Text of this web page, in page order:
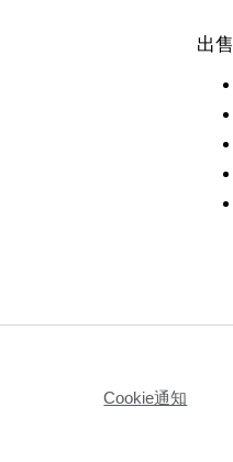
出售
Cookie通知